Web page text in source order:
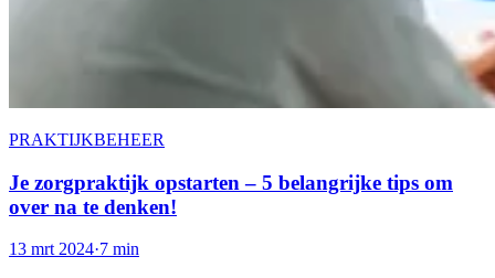
PRAKTIJKBEHEER
Je zorgpraktijk opstarten – 5 belangrijke tips om
over na te denken!
13 mrt 2024·7 min